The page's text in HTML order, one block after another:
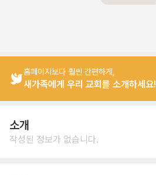
홈페이지보다 훨씬 간편하게,
새가족에게 우리 교회를 소개하세요!
소개
작성된 정보가 없습니다.